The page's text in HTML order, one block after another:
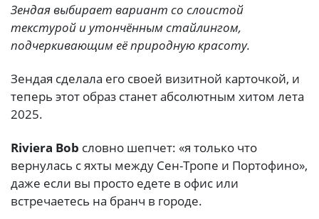
Зендая выбирает вариант со слоистой
текстурой и утончённым стайлингом,
подчеркивающим её природную красоту.
Зендая сделала его своей визитной карточкой, и
теперь этот образ станет абсолютным хитом лета
2025.
Riviera Bob словно шепчет: «я только что
вернулась с яхты между Сен-Тропе и Портофино»,
даже если вы просто едете в офис или
встречаетесь на бранч в городе.